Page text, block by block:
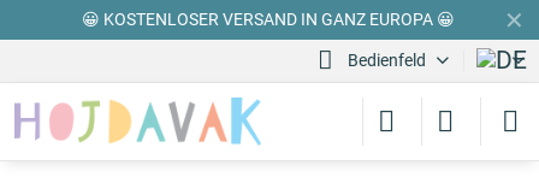
✕
😀 KOSTENLOSER VERSAND IN GANZ EUROPA 😀
Bedienfeld